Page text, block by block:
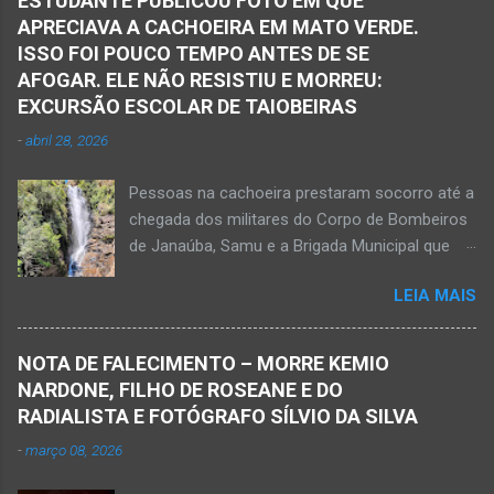
socorristas do Samu prestaram assistência a
três vítimas, sendo um rapaz de 23 anos com
suspeita de fratura nas pernas. Um homem de
54 anos e outro de 62 anos apresentavam
dores no tórax e no abdômen. Após
unidades hospitalares nas cidades de Jaíba e
de Janaúba. A equipe do Samu constatou a
mor...
APRECIAVA A CACHOEIRA EM MATO VERDE.
ISSO FOI POUCO TEMPO ANTES DE SE
AFOGAR. ELE NÃO RESISTIU E MORREU:
EXCURSÃO ESCOLAR DE TAIOBEIRAS
-abril 28, 2026
Pessoas na cachoeira prestaram socorro até a
chegada dos militares do Corpo de Bombeiros
de Janaúba, Samu e a Brigada Municipal que
resistiu e foi a óbito Foto álbum pessoal Kauan
Pereira Alves publicou em sua rede social a
foto em que apreciava a Cachoeira Maria Rosa,
em Mato Verde, pouco tempo antes de se
afogar e depois vir a óbito nesta terça-feira, dia
LEIA MAIS
NOTA DE FALECIMENTO – MORRE KEMIO
NARDONE, FILHO DE ROSEANE E DO
RADIALISTA E FOTÓGRAFO SÍLVIO DA SILVA
-março 08, 2026